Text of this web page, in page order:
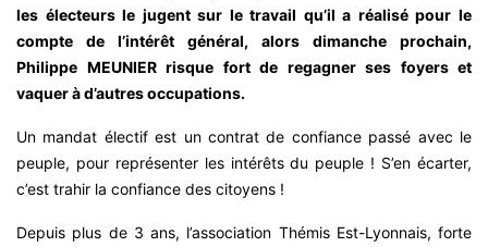
les électeurs le jugent sur le travail qu’il a réalisé pour le
compte de l’intérêt général, alors dimanche prochain,
Philippe MEUNIER risque fort de regagner ses foyers et
vaquer à d’autres occupations.
Un mandat électif est un contrat de confiance passé avec le
peuple, pour représenter les intérêts du peuple ! S’en écarter,
c’est trahir la confiance des citoyens !
Depuis plus de 3 ans, l’association Thémis Est-Lyonnais, forte